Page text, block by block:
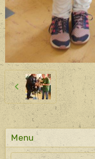
Menu